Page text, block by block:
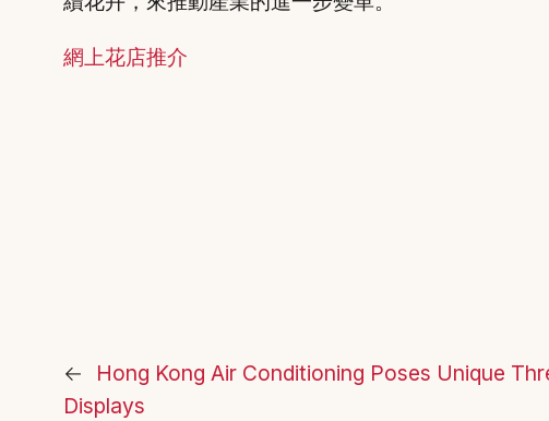
網上花店推介
←
Hong Kong Air Conditioning Poses Unique
Displays